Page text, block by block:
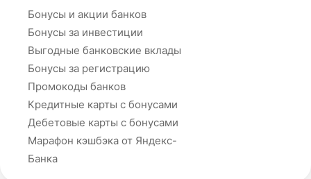
Бонусы и акции банков
Бонусы за инвестиции
Выгодные банковские вклады
Бонусы за регистрацию
Промокоды банков
Кредитные карты с бонусами
Дебетовые карты с бонусами
Марафон кэшбэка от Яндекс-
Банка